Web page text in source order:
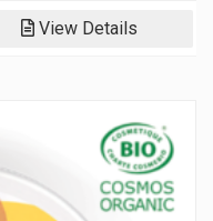
View Details